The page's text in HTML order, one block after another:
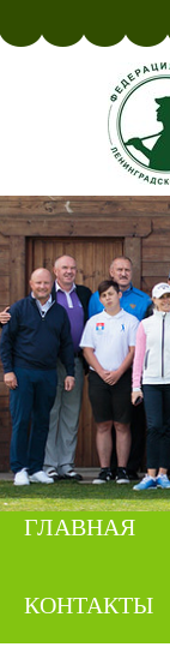
ГЛАВНАЯ
КОНТАКТЫ